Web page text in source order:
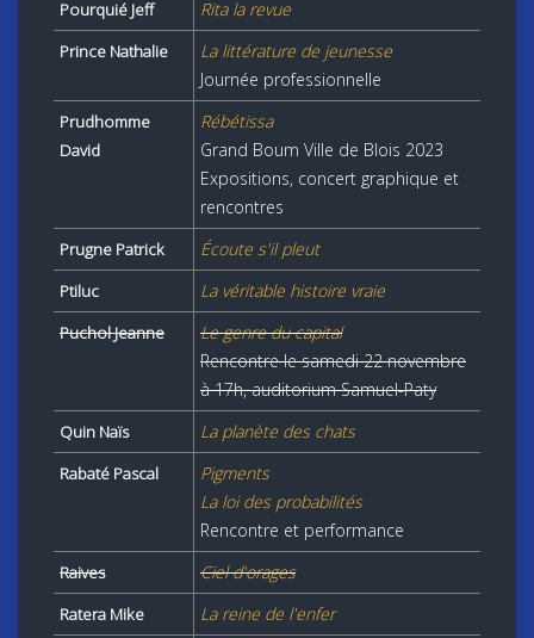
Pourquié Jeff Rita la revue
Prince Nathalie
La littérature de jeunesse
Journée professionnelle
Prudhomme
David
Rébétissa
Grand Boum Ville de Blois 2023
Expositions, concert graphique et
rencontres
Prugne Patrick Écoute s'il pleut
Ptiluc La véritable histoire vraie
Puchol Jeanne
Le genre du capital
Rencontre le samedi 22 novembre
à 17h, auditorium Samuel-Paty
Quin Naïs La planète des chats
Rabaté Pascal
Pigments
La loi des probabilités
Rencontre et performance
Raives Ciel d'orages
Ratera Mike La reine de l'enfer